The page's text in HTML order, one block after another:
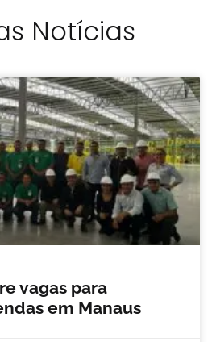
Notícias
vagas para
em Manaus